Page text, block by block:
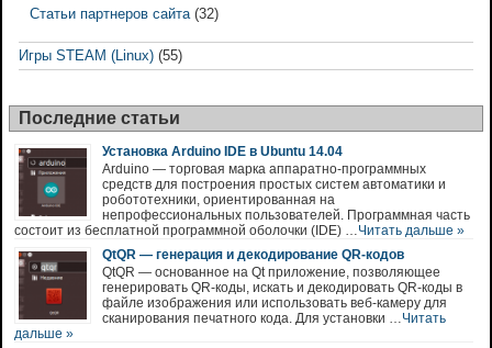
Статьи партнеров сайта (32)
Игры STEAM (Linux) (55)
Последние статьи
Установка Arduino IDE в Ubuntu 14.04
Arduino — торговая марка аппаратно-программных
средств для построения простых систем автоматики и
робототехники, ориентированная на
непрофессиональных пользователей. Программная часть
состоит из бесплатной программной оболочки (IDE) …Читать дальше »
QtQR — генерация и декодирование QR-кодов
QtQR — основанное на Qt приложение, позволяющее
генерировать QR-коды, искать и декодировать QR-коды в
файле изображения или использовать веб-камеру для
сканирования печатного кода. Для установки …Читать
дальше »